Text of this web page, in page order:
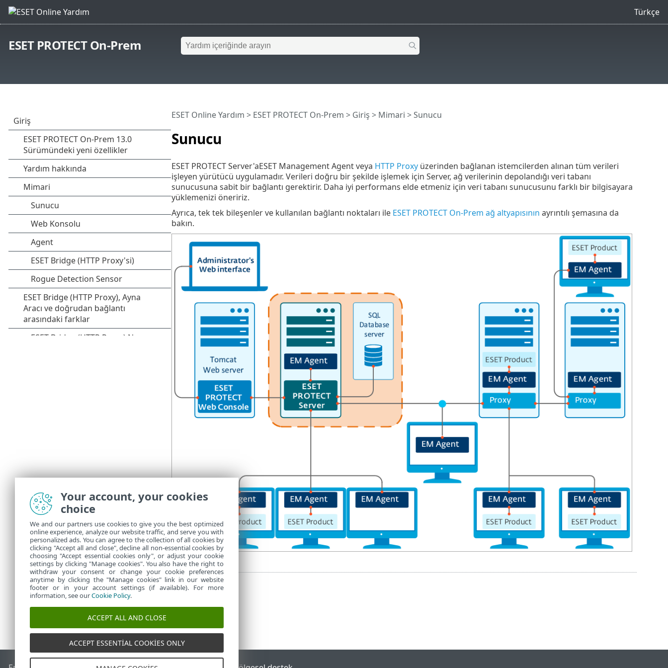
Türkçe
ESET PROTECT On-Prem
Sunucu
ESET Online Yardım > ESET PROTECT On-Prem > Giriş > Mimari > Sunucu
ESET PROTECT Server'aESET Management Agent veya HTTP Proxyüzerinden bağlanan istemcilerden alınan tüm verileri
işleyen yürütücü uygulamadır. Verileri doğru bir şekilde işlemek için Server, ağ verilerinin depolandığı veri tabanı
sunucusuna sabit bir bağlantı gerektirir. Daha iyi performans elde etmeniz için veri tabanı sunucusunu farklı bir bilgisayara
yüklemenizi öneririz.
Ayrıca, tek tek bileşenler ve kullanılan bağlantı noktaları ile ESET PROTECT On-Prem ağ altyapısının ayrıntılı şemasına da
bakın.
Your account, your cookies
choice
We and our partners use cookies to give you the best optimized
online experience, analyze our website traffic, and serve you with
personalized ads. You can agree to the collection of all cookies by
clicking "Accept all and close", decline all non-essential cookies by
choosing "Accept essential cookies only", or adjust your cookie
settings by clicking "Manage cookies". You also have the right to
withdraw your consent or change your cookie preferences
anytime by clicking the "Manage cookies" link in our website
footer or in your account settings (if available). For more
information, see ourCookie Policy.
ACCEPT ALL AND CLOSE
ACCEPT ESSENTIAL COOKIES ONLY